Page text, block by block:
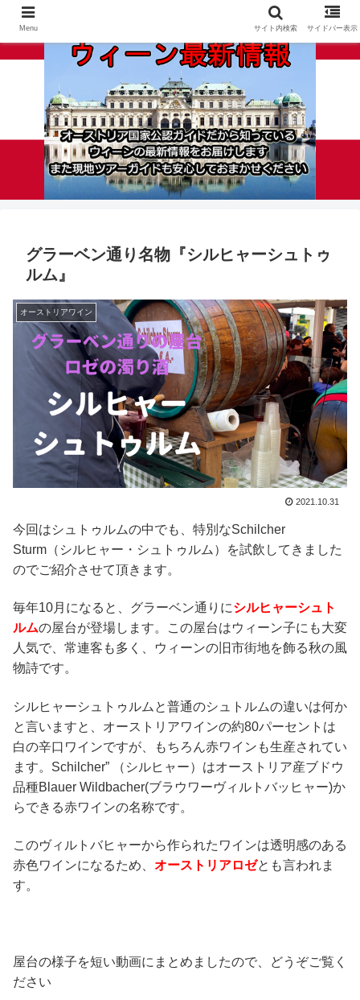
グラーベン通り名物『シルヒャーシュトゥ
ルム』
オーストリアワイン
2021.10.31
今回はシュトゥルムの中でも、特別なSchilcher
Sturm（シルヒャー・シュトゥルム）を試飲してきました
のでご紹介させて頂きます。
毎年10月になると、グラーベン通りにシルヒャーシュト
ルムの屋台が登場します。この屋台はウィーン子にも大変
人気で、常連客も多く、ウィーンの旧市街地を飾る秋の風
物詩です。
シルヒャーシュトゥルムと普通のシュトルムの違いは何か
と言いますと、オーストリアワインの約80パーセントは
白の辛口ワインですが、もちろん赤ワインも生産されてい
ます。Schilcher” （シルヒャー）はオーストリア産ブドウ
品種Blauer Wildbacher(ブラウワーヴィルトバッヒャー)か
らできる赤ワインの名称です。
このヴィルトバヒャーから作られたワインは透明感のある
赤色ワインになるため、 オーストリアロゼとも言われま
す。
屋台の様子を短い動画にまとめましたので、どうぞご覧く
ださい
Menu サイト内検索 サイドバー表示